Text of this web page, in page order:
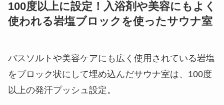
100度以上に設定！入浴剤や美容にもよく
使われる岩塩ブロックを使ったサウナ室
​バスソルトや美容ケアにも広く使用されている岩塩
をブロック状にして埋め込んだサウナ室は、100度
以上の発汗プッシュ設定。